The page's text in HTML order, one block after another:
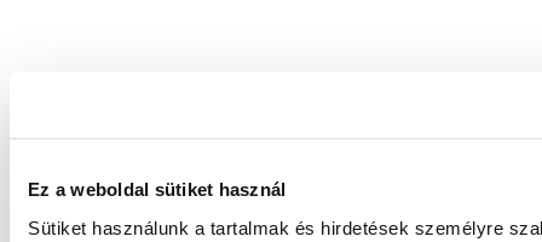
Ez a weboldal sütiket használ
Sütiket használunk a tartalmak és hirdetések személyre